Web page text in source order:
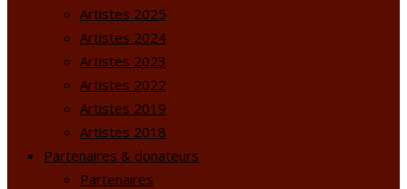
Artistes 2025
Artistes 2024
Artistes 2023
Artistes 2022
Artistes 2019
Artistes 2018
Partenaires & donateurs
Partenaires